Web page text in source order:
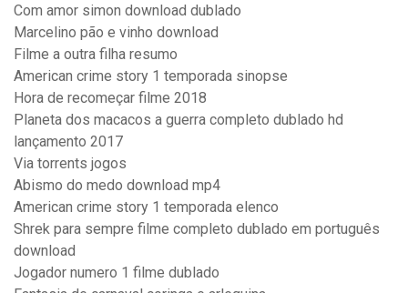
Com amor simon download dublado
Marcelino pão e vinho download
Filme a outra filha resumo
American crime story 1 temporada sinopse
Hora de recomeçar filme 2018
Planeta dos macacos a guerra completo dublado hd
lançamento 2017
Via torrents jogos
Abismo do medo download mp4
American crime story 1 temporada elenco
Shrek para sempre filme completo dublado em português
download
Jogador numero 1 filme dublado